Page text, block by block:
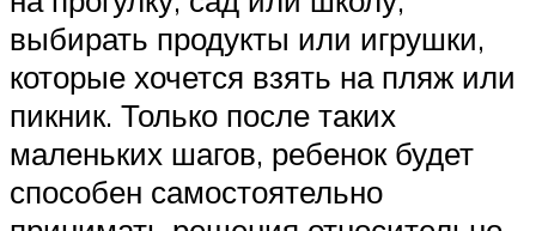
выбирать продукты или игрушки,
которые хочется взять на пляж или
пикник. Только после таких
маленьких шагов, ребенок будет
способен самостоятельно